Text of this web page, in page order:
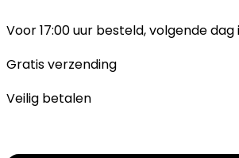
naar
Voor 17:00 uur besteld, volgende dag
Gratis verzending
Veilig betalen